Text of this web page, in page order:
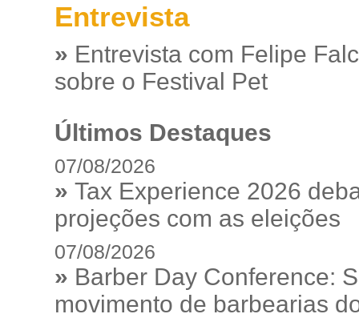
Entrevista
» Entrevista com Felipe
sobre o Festival Pet
Últimos Destaques
07/08/2026
» Tax Experience 2026
projeções com as eleições
07/08/2026
» Barber Day Conference:
movimento de barbearias